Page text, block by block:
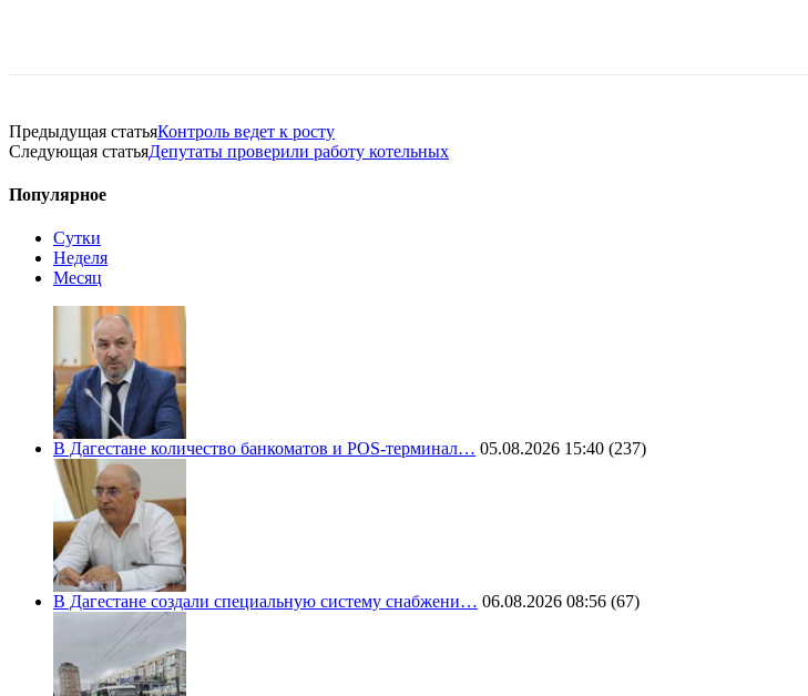
Предыдущая статьяКонтроль ведет к росту
Следующая статьяДепутаты проверили работу котельных
Популярное
Сутки
Неделя
Месяц
В Дагестане количество банкоматов и POS-терминал… 05.08.2026 15:40 (237)
В Дагестане создали специальную систему снабжени… 06.08.2026 08:56 (67)